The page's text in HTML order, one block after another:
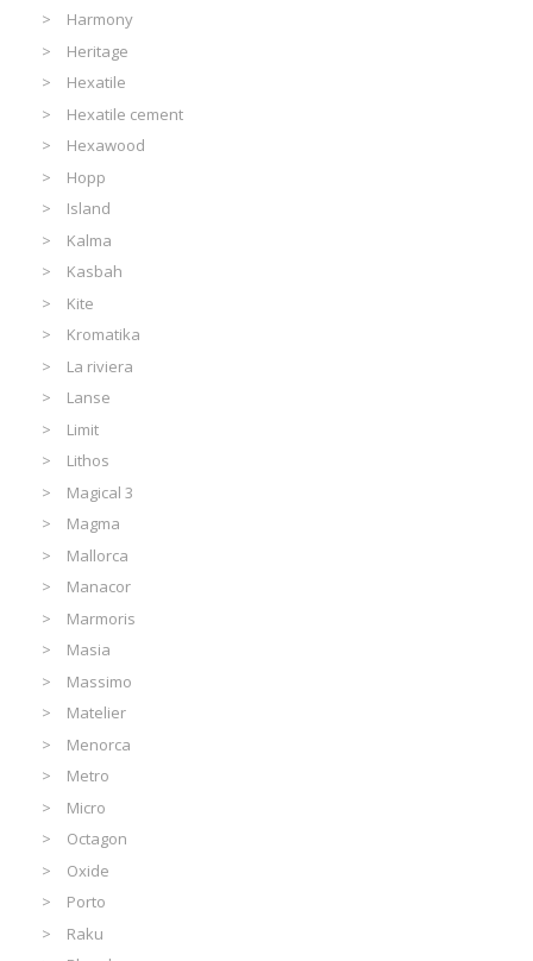
Harmony
Heritage
Hexatile
Hexatile cement
Hexawood
Hopp
Island
Kalma
Kasbah
Kite
Kromatika
La riviera
Lanse
Limit
Lithos
Magical 3
Magma
Mallorca
Manacor
Marmoris
Masia
Massimo
Matelier
Menorca
Metro
Micro
Octagon
Oxide
Porto
Raku